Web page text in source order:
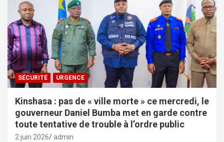
SÉCURITÉ URGENCE
Kinshasa : pas de « ville morte » ce mercredi, le
gouverneur Daniel Bumba met en garde contre
toute tentative de trouble à l’ordre public
2 juin 2026 admin